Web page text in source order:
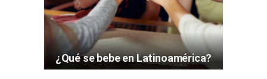
¿Qué se bebe en Latinoamérica?